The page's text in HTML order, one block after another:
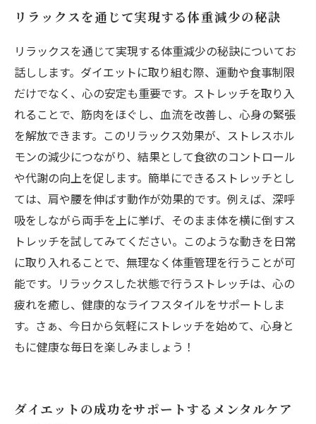
リラックスを通じて実現する体重減少の秘訣
リラックスを通じて実現する体重減少の秘訣についてお
話しします。ダイエットに取り組む際、運動や食事制限
だけでなく、心の安定も重要です。ストレッチを取り入
れることで、筋肉をほぐし、血流を改善し、心身の緊張
を解放できます。このリラックス効果が、ストレスホル
モンの減少につながり、結果として食欲のコントロール
や代謝の向上を促します。簡単にできるストレッチとし
ては、肩や腰を伸ばす動作が効果的です。例えば、深呼
吸をしながら両手を上に挙げ、そのまま体を横に倒すス
トレッチを試してみてください。このような動きを日常
に取り入れることで、無理なく体重管理を行うことが可
能です。リラックスした状態で行うストレッチは、心の
疲れを癒し、健康的なライフスタイルをサポートしま
す。さぁ、今日から気軽にストレッチを始めて、心身と
もに健康な毎日を楽しみましょう！
ダイエットの成功をサポートするメンタルケア